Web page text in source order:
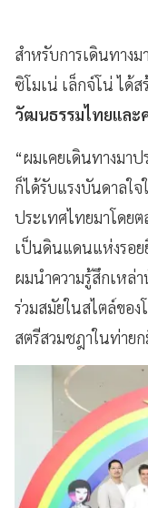
สำหรับการเดินทาง
ซิโมเน่ เล็กจ์โน่ ได้
วัฒนธรรมไทยและ
“ผมเคยเดินทางมา
ก็ได้รับแรงบันดาลใ
ประเทศไทยมาโดย
เป็นดินแดนแห่งรอย
ผมนำความรู้สึกเหล่
ร่วมสมัยในสไตล์ขอ
สตรีสวมชฎาในท่าย